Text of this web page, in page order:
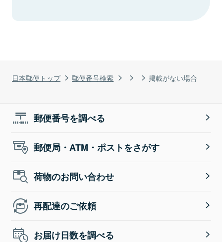
日本郵便トップ 郵便番号検索 掲載がない場合
郵便番号を調べる
郵便局・ATM・ポストをさがす
荷物のお問い合わせ
再配達のご依頼
お届け日数を調べる